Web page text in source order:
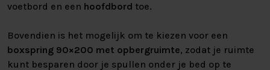
voetbord en een hoofdbord toe.
Bovendien is het mogelijk om te kiezen voor een
boxspring 90×200 met opbergruimte, zodat je ruimte
kunt besparen door je spullen onder je bed op te